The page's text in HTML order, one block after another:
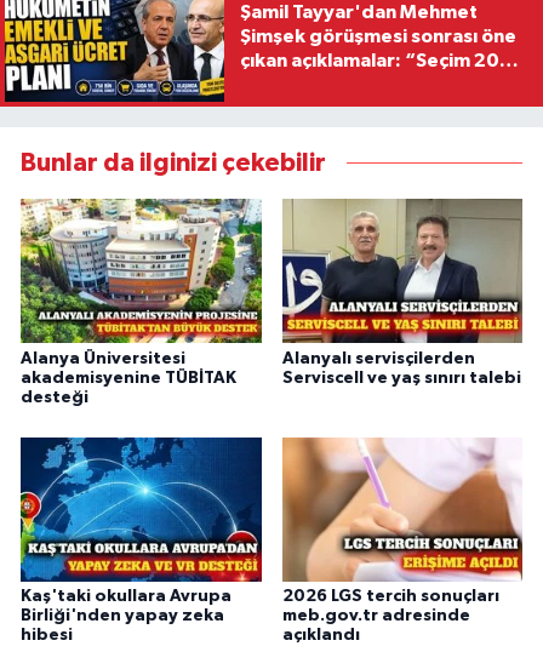
Şamil Tayyar'dan Mehmet
Şimşek görüşmesi sonrası öne
çıkan açıklamalar: “Seçim 2028
Bunlar da ilginizi çekebilir
Alanya Üniversitesi
akademisyenine TÜBİTAK
desteği
Alanyalı servisçilerden
Serviscell ve yaş sınırı talebi
Kaş'taki okullara Avrupa
Birliği'nden yapay zeka
hibesi
2026 LGS tercih sonuçları
meb.gov.tr adresinde
açıklandı